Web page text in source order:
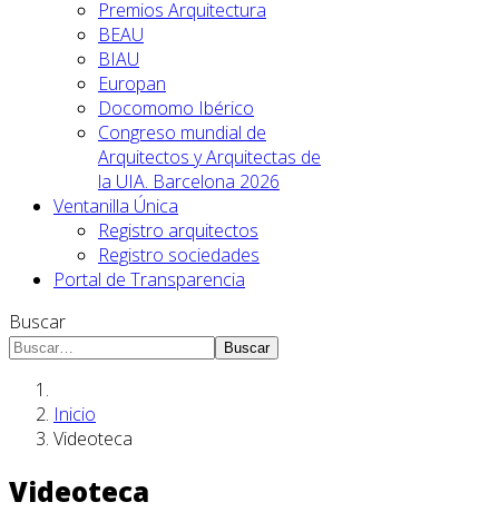
Premios Arquitectura
BEAU
BIAU
Europan
Docomomo Ibérico
Congreso mundial de
Arquitectos y Arquitectas de
la UIA. Barcelona 2026
Ventanilla Única
Registro arquitectos
Registro sociedades
Portal de Transparencia
Buscar
Buscar
Inicio
Videoteca
Videoteca